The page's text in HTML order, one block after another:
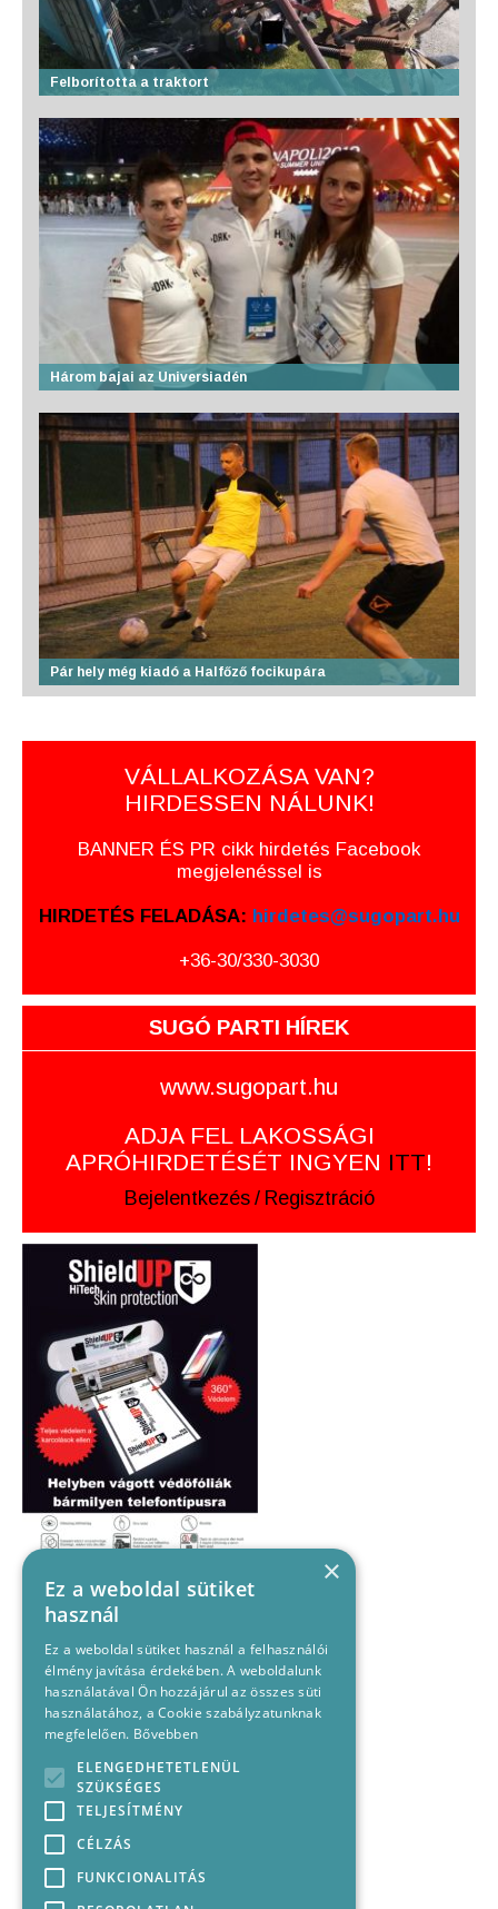
Felborította a traktort
Három bajai az Universiadén
Pár hely még kiadó a Halfőző focikupára
VÁLLALKOZÁSA VAN?
HIRDESSEN NÁLUNK!
BANNER ÉS PR cikk hirdetés Facebook
megjelenéssel is
HIRDETÉS FELADÁSA: hirdetes@sugopart.hu
+36-30/330-3030
SUGÓ PARTI HÍREK
www.sugopart.hu
ADJA FEL LAKOSSÁGI
APRÓHIRDETÉSÉT INGYEN ITT!
Bejelentkezés / Regisztráció
×
Ez a weboldal sütiket
használ
Ez a weboldal sütiket használ a felhasználói
élmény javítása érdekében. A weboldalunk
használatával Ön hozzájárul az összes süti
használatához, a Cookie szabályzatunknak
megfelelően. Bővebben
ELENGEDHETETLENÜL
SZÜKSÉGES
TELJESÍTMÉNY
CÉLZÁS
FUNKCIONALITÁS